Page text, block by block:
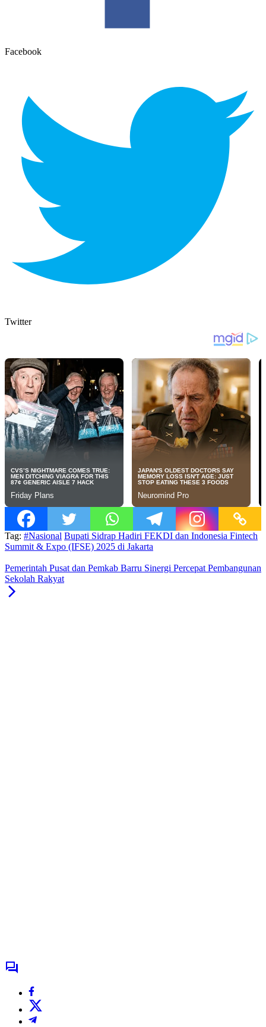
Facebook
Twitter
Tag: #Nasional Bupati Sidrap Hadiri FEKDI dan Indonesia Fintech
Summit & Expo (IFSE) 2025 di Jakarta
Pemerintah Pusat dan Pemkab Barru Sinergi Percepat Pembangunan
Sekolah Rakyat